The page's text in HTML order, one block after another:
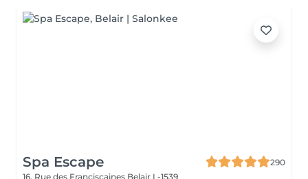
Spa Escape
290
16, Rue des Franciscaines Belair L-1539